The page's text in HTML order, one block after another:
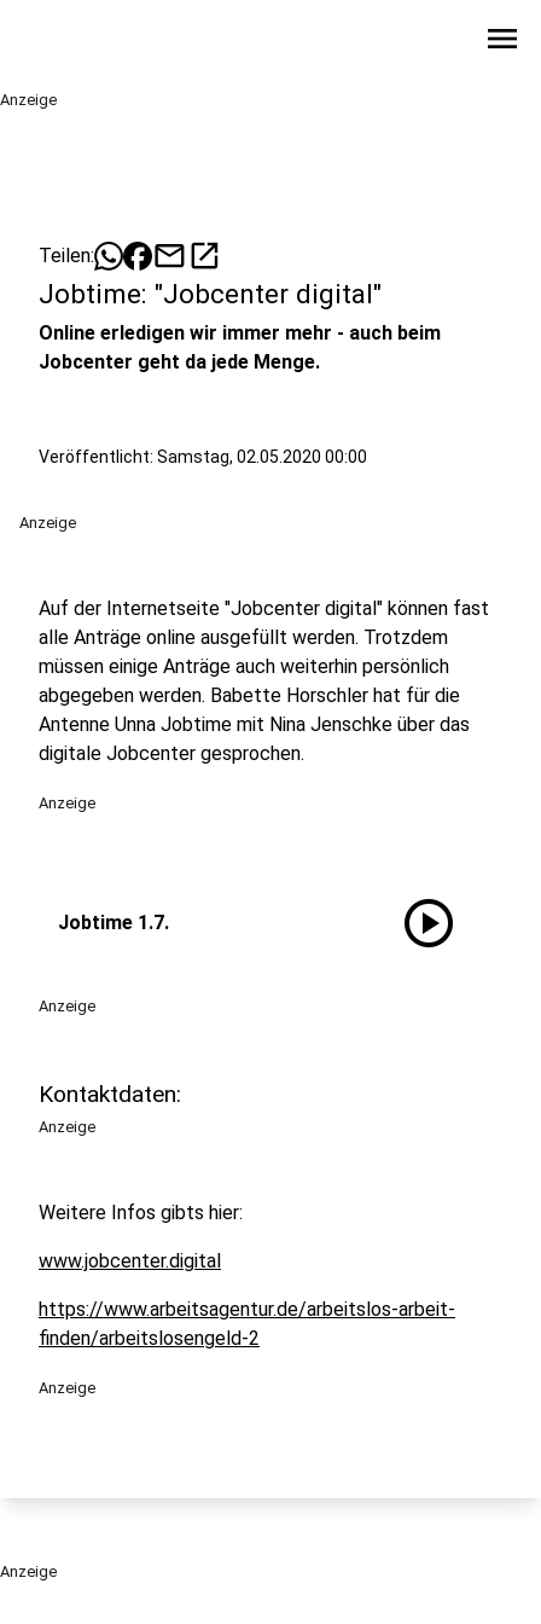
menu
Anzeige
Teilen: mailopen_in_new
Jobtime: "Jobcenter digital"
Online erledigen wir immer mehr - auch beim
Jobcenter geht da jede Menge.
Veröffentlicht: Samstag, 02.05.2020 00:00
Anzeige
Auf der Internetseite "Jobcenter digital" können fast
alle Anträge online ausgefüllt werden. Trotzdem
müssen einige Anträge auch weiterhin persönlich
abgegeben werden. Babette Horschler hat für die
Antenne Unna Jobtime mit Nina Jenschke über das
digitale Jobcenter gesprochen.
Anzeige
Jobtime 1.7. play_circle
Anzeige
Kontaktdaten:
Anzeige
Weitere Infos gibts hier:
www.jobcenter.digital
https://www.arbeitsagentur.de/arbeitslos-arbeit-
finden/arbeitslosengeld-2
Anzeige
Anzeige